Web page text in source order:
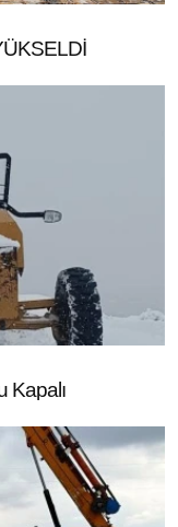
Kapalı